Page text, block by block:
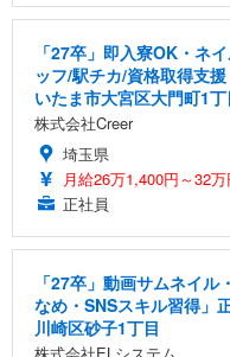
「27卒」即入寮OK・ネ
ッフ/駅チカ/資格取得支
いたま市大宮区大門町1丁
株式会社Creer
埼玉県
月給26万1,400円～32万
正社員
「27卒」動画サムネイ
なめ・SNSスキル習得」
川崎区砂子1丁目